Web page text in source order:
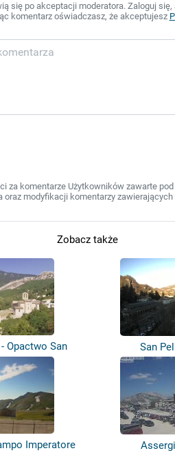
się po akceptacji moderatora. Zaloguj
komentarz oświadczasz, że akceptujesz
za komentarze Użytkowników zawarte
modyfikacji komentarzy
Zobacz także
Opactwo San
San
Imperatore